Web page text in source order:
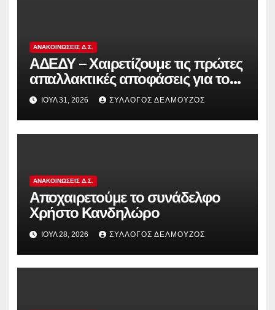
ΑΝΑΚΟΙΝΏΣΕΙΣ Δ.Σ.
ΑΔΕΔΥ – Χαιρετίζουμε τις πρώτες
απαλλακτικές αποφάσεις για τους
διωκόμενους εκπαιδευτικούς που
συμμετείχαν στον αγώνα ενάντια
στην αντιδραστική αξιολόγηση!
ΙΟΎΛ 31, 2026 ΣΎΛΛΟΓΟΣ ΔΕΛΜΟΎΖΟΣ
ΑΝΑΚΟΙΝΏΣΕΙΣ Δ.Σ.
Αποχαιρετούμε το συνάδελφο
Χρήστο Κανδηλώρο
ΙΟΎΛ 28, 2026 ΣΎΛΛΟΓΟΣ ΔΕΛΜΟΎΖΟΣ